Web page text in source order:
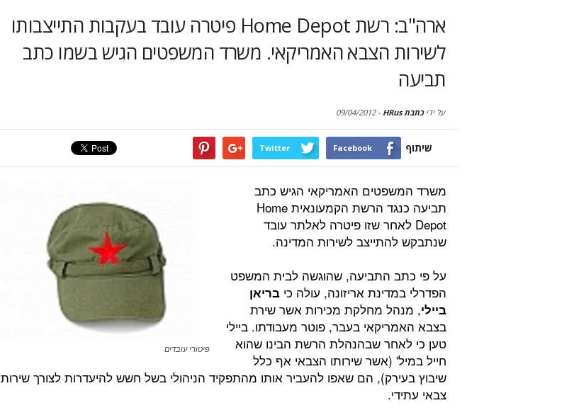
ארה"ב: רשת Home Depot פיטרה עובד בעקבות התייצבותו
לשירות הצבא האמריקאי. משרד המשפטים הגיש בשמו כתב
תביעה
על ידיכתבת HRus -
09/04/2012
שיתוף Facebook
Twitter
פיטורי עובדים
משרד המשפטים האמריקאי הגיש כתב
תביעה כנגד הרשת הקמעונאית Home
Depot לאחר שזו פיטרה לאלתר עובד
שנתבקש להתייצב לשירות המדינה.
על פי כתב התביעה, שהוגשה לבית המשפט
הפדרלי במדינת אריזונה, עולה כיבריאן
ביילי, מנהל מחלקת מכירות אשר שירת
בצבא האמריקאי בעבר, פוטר מעבודתו. ביילי
טען כי לאחר שבהנהלת הרשת הבינו שהוא
חייל במיל' (אשר שירותו הצבאי אף כלל
שיבוץ בעירק), הם שאפו להעביר אותו מהתפקיד הניהולי בשל חשש להיעדרות לצורך שירות
צבאי עתידי.